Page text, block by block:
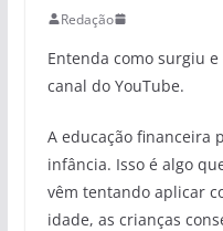
Redação
Entenda como surgiu
canal do YouTube.
A educação financeira
infância. Isso é algo
vêm tentando aplicar
idade, as crianças